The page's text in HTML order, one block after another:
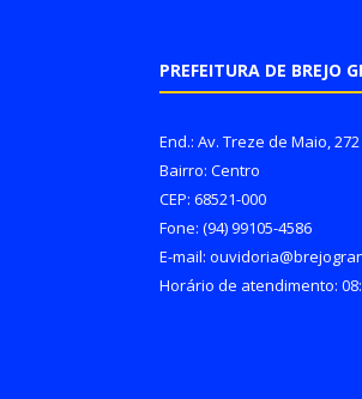
PREFEITURA DE BREJO
End.: Av. Treze de Maio, 272
Bairro: Centro
CEP: 68521-000
Fone: (94) 99105-4586
E-mail:
Horário de atendimento: